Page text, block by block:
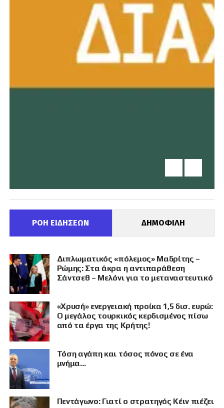
ΡΟΗ ΕΙΔΗΣΕΩΝ ΔΗΜΟΦΙΛΗ
Διπλωματικός «πόλεμος» Μαδρίτης –
Ρώμης: Στα άκρα η αντιπαράθεση
Σάντσεθ – Μελόνι για το μεταναστευτικό
«Χρυσή» ενεργειακή προίκα 1,5 δισ. ευρώ:
Ο μεγάλος τουρκικός κερδισμένος πίσω
από τα έργα της Κρήτης!
Τόση αγάπη και τόσος πόνος σε ένα
μνήμα…
Πεντάγωνο: Γιατί ο στρατηγός Κέιν πιέζει